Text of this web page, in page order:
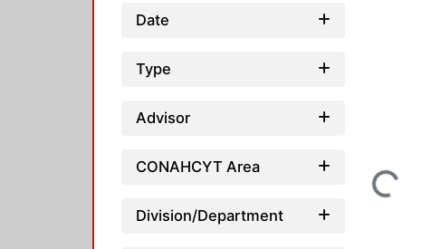
Date
Type
Advisor
CONAHCYT Area
Division/Department
Loading...